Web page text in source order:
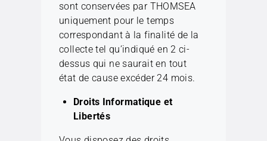
sont conservées par THOMSEA
uniquement pour le temps
correspondant à la finalité de la
collecte tel qu’indiqué en 2 ci-
dessus qui ne saurait en tout
état de cause excéder 24 mois.
Droits Informatique et
Libertés